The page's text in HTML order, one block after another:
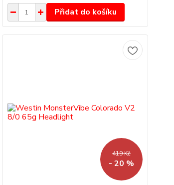
Přidat do košíku
419 Kč
- 20 %